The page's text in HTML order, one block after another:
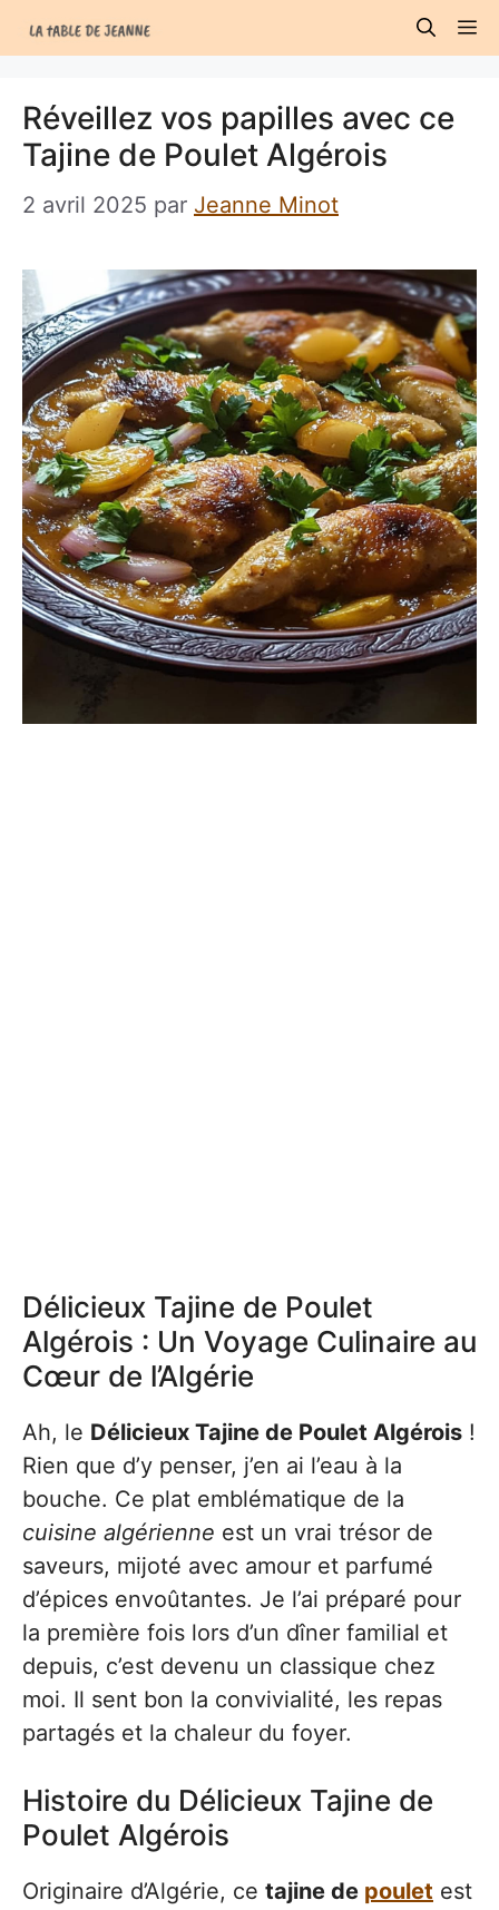
au
Réveillez vos papilles avec ce
Tajine de Poulet Algérois
2 avril 2025 par Jeanne Minot
Délicieux Tajine de Poulet
Algérois : Un Voyage Culinaire au
Cœur de l’Algérie
Ah, le Délicieux Tajine de Poulet Algérois !
Rien que d’y penser, j’en ai l’eau à la
bouche. Ce plat emblématique de la
cuisine algérienne est un vrai trésor de
saveurs, mijoté avec amour et parfumé
d’épices envoûtantes. Je l’ai préparé pour
la première fois lors d’un dîner familial et
depuis, c’est devenu un classique chez
moi. Il sent bon la convivialité, les repas
partagés et la chaleur du foyer.
Histoire du Délicieux Tajine de
Poulet Algérois
Originaire d’Algérie, ce tajine de poulet est